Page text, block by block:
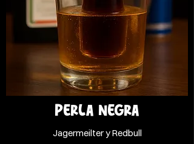
PERLA NEGRA
Jagermeilter y Redbull